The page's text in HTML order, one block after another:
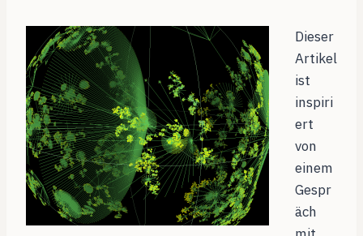
Dieser
Artikel
ist
inspiri
ert
von
einem
Gespr
äch